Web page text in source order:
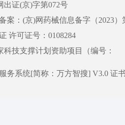
出证(京)字第072号
案：(京)网药械信息备字（2023）
许可证号：0108284
技支撑计划资助项目（编号：
务系统[简称：万方智搜] V3.0 证